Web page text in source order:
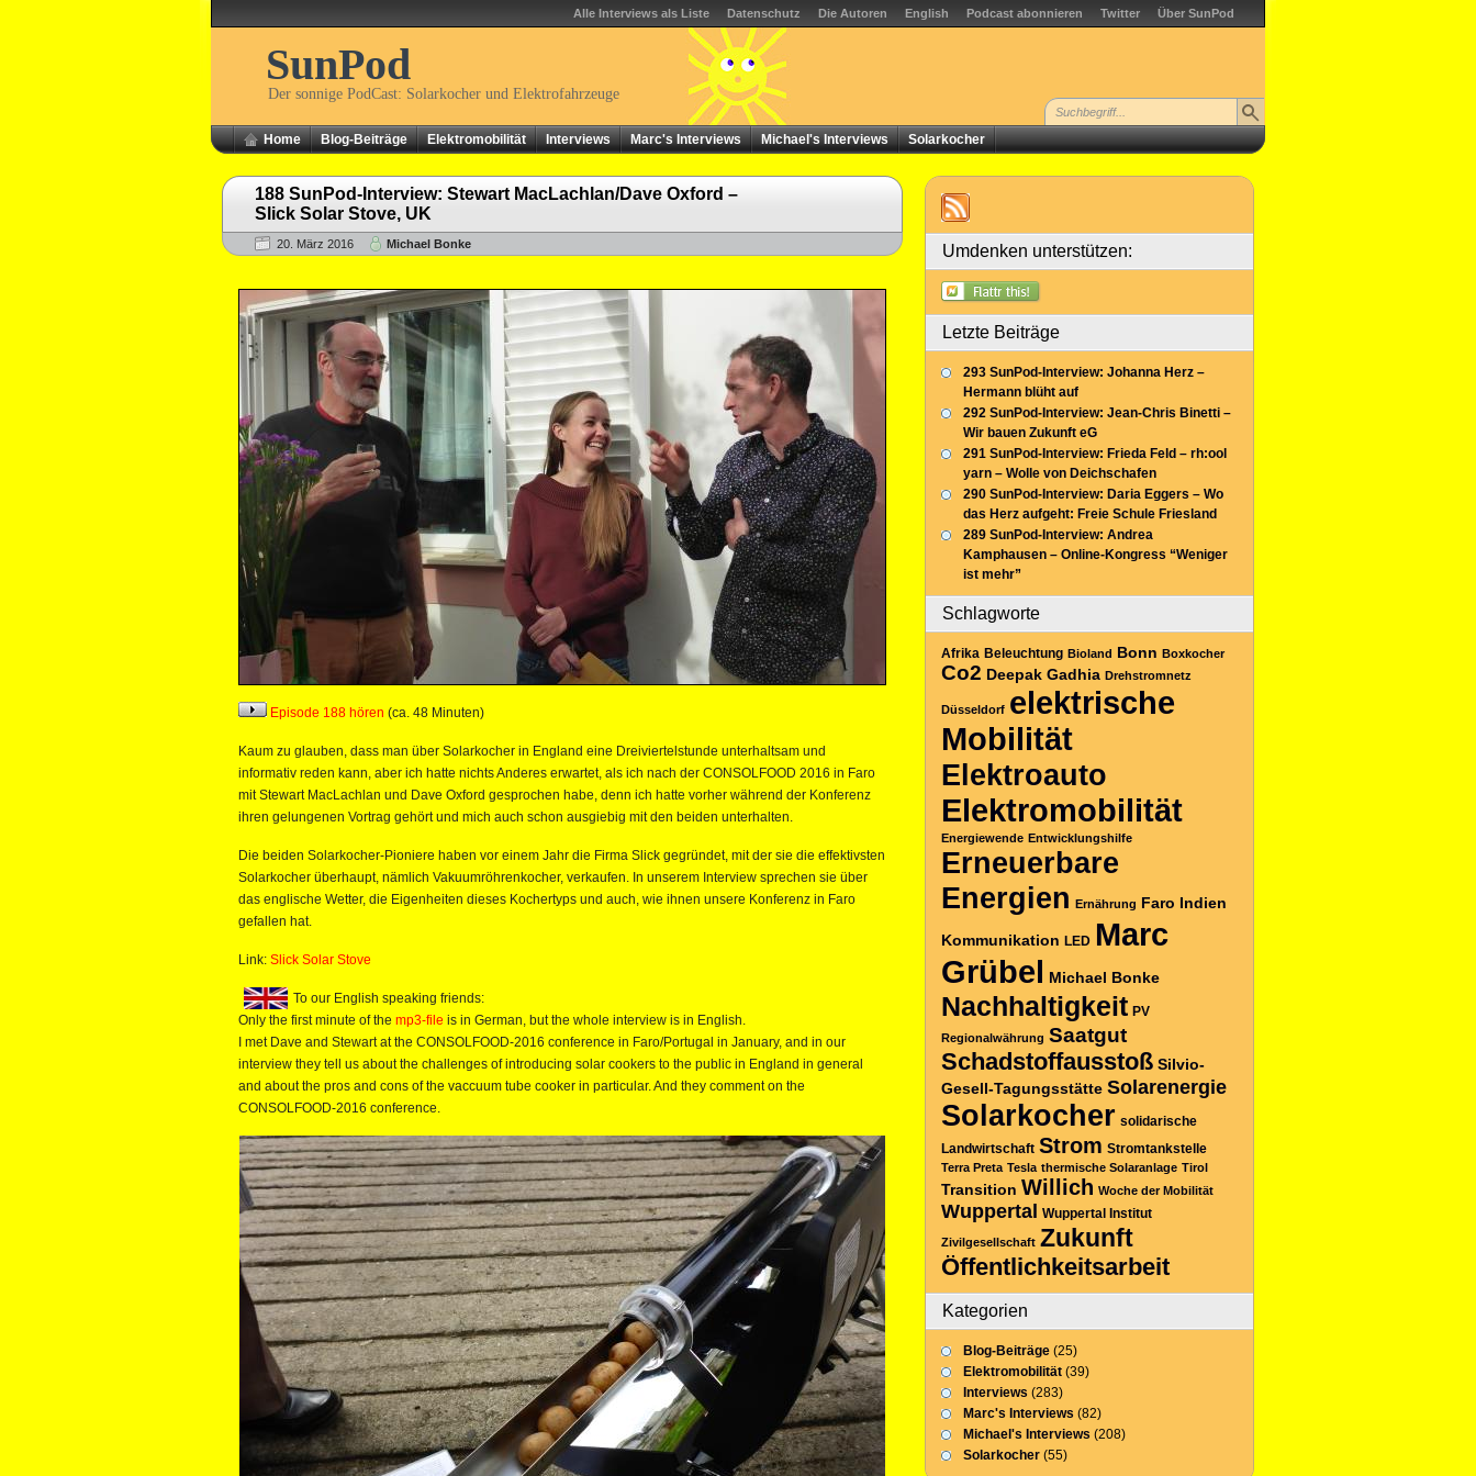
Alle Interviews als Liste Datenschutz Die Autoren English Podcast abonnieren Twitter Über SunPod
SunPod
Der sonnige PodCast: Solarkocher und Elektrofahrzeuge
Home Blog-Beiträge Elektromobilität Interviews Marc's Interviews Michael's Interviews Solarkocher
188 SunPod-Interview: Stewart MacLachlan/Dave Oxford –
Slick Solar Stove, UK
20. März 2016 Michael Bonke
Episode 188 hören (ca. 48 Minuten)
Kaum zu glauben, dass man über Solarkocher in England eine Dreiviertelstunde unterhaltsam und
informativ reden kann, aber ich hatte nichts Anderes erwartet, als ich nach der CONSOLFOOD 2016 in Faro
mit Stewart MacLachlan und Dave Oxford gesprochen habe, denn ich hatte vorher während der Konferenz
ihren gelungenen Vortrag gehört und mich auch schon ausgiebig mit den beiden unterhalten.
Die beiden Solarkocher-Pioniere haben vor einem Jahr die Firma Slick gegründet, mit der sie die effektivsten
Solarkocher überhaupt, nämlich Vakuumröhrenkocher, verkaufen. In unserem Interview sprechen sie über
das englische Wetter, die Eigenheiten dieses Kochertyps und auch, wie ihnen unsere Konferenz in Faro
gefallen hat.
Link: Slick Solar Stove
To our English speaking friends:
Only the first minute of the mp3-file is in German, but the whole interview is in English.
I met Dave and Stewart at the CONSOLFOOD-2016 conference in Faro/Portugal in January, and in our
interview they tell us about the challenges of introducing solar cookers to the public in England in general
and about the pros and cons of the vaccuum tube cooker in particular. And they comment on the
CONSOLFOOD-2016 conference.
Umdenken unterstützen:
Letzte Beiträge
293 SunPod-Interview: Johanna Herz –
Hermann blüht auf
292 SunPod-Interview: Jean-Chris Binetti –
Wir bauen Zukunft eG
291 SunPod-Interview: Frieda Feld – rh:ool
yarn – Wolle von Deichschafen
290 SunPod-Interview: Daria Eggers – Wo
das Herz aufgeht: Freie Schule Friesland
289 SunPod-Interview: Andrea
Kamphausen – Online-Kongress “Weniger
ist mehr”
Schlagworte
Afrika Beleuchtung Bioland Bonn Boxkocher
Co2 Deepak Gadhia Drehstromnetz
Düsseldorf elektrische
Mobilität
Elektroauto
Elektromobilität
Energiewende Entwicklungshilfe
Erneuerbare
Energien Ernährung Faro Indien
Kommunikation LED Marc
Grübel Michael Bonke
Nachhaltigkeit PV
Regionalwährung Saatgut
Schadstoffausstoß Silvio-
Gesell-Tagungsstätte Solarenergie
Solarkocher solidarische
Landwirtschaft Strom Stromtankstelle
Terra Preta Tesla thermische Solaranlage Tirol
Transition Willich Woche der Mobilität
Wuppertal Wuppertal Institut
Zivilgesellschaft Zukunft
Öffentlichkeitsarbeit
Kategorien
Blog-Beiträge (25)
Elektromobilität (39)
Interviews (283)
Marc's Interviews (82)
Michael's Interviews (208)
Solarkocher (55)